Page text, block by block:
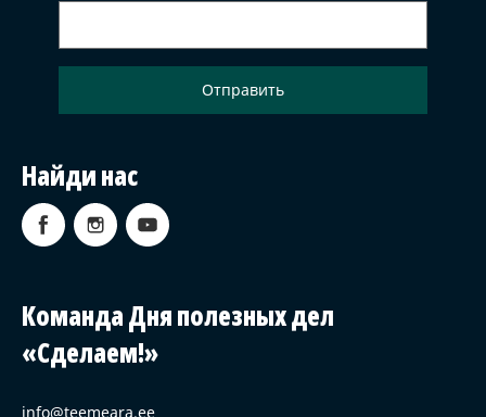
Найди нас
Команда Дня полезных дел
«Сделаем!»
info@teemeara.ee